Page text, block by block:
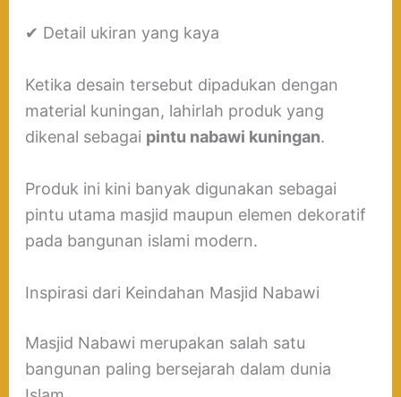
✔ Detail ukiran yang kaya
Ketika desain tersebut dipadukan dengan
material kuningan, lahirlah produk yang
dikenal sebagai pintu nabawi kuningan.
Produk ini kini banyak digunakan sebagai
pintu utama masjid maupun elemen dekoratif
pada bangunan islami modern.
Inspirasi dari Keindahan Masjid Nabawi
Masjid Nabawi merupakan salah satu
bangunan paling bersejarah dalam dunia